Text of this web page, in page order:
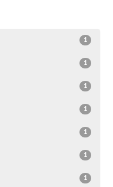
1
1
1
1
1
1
1